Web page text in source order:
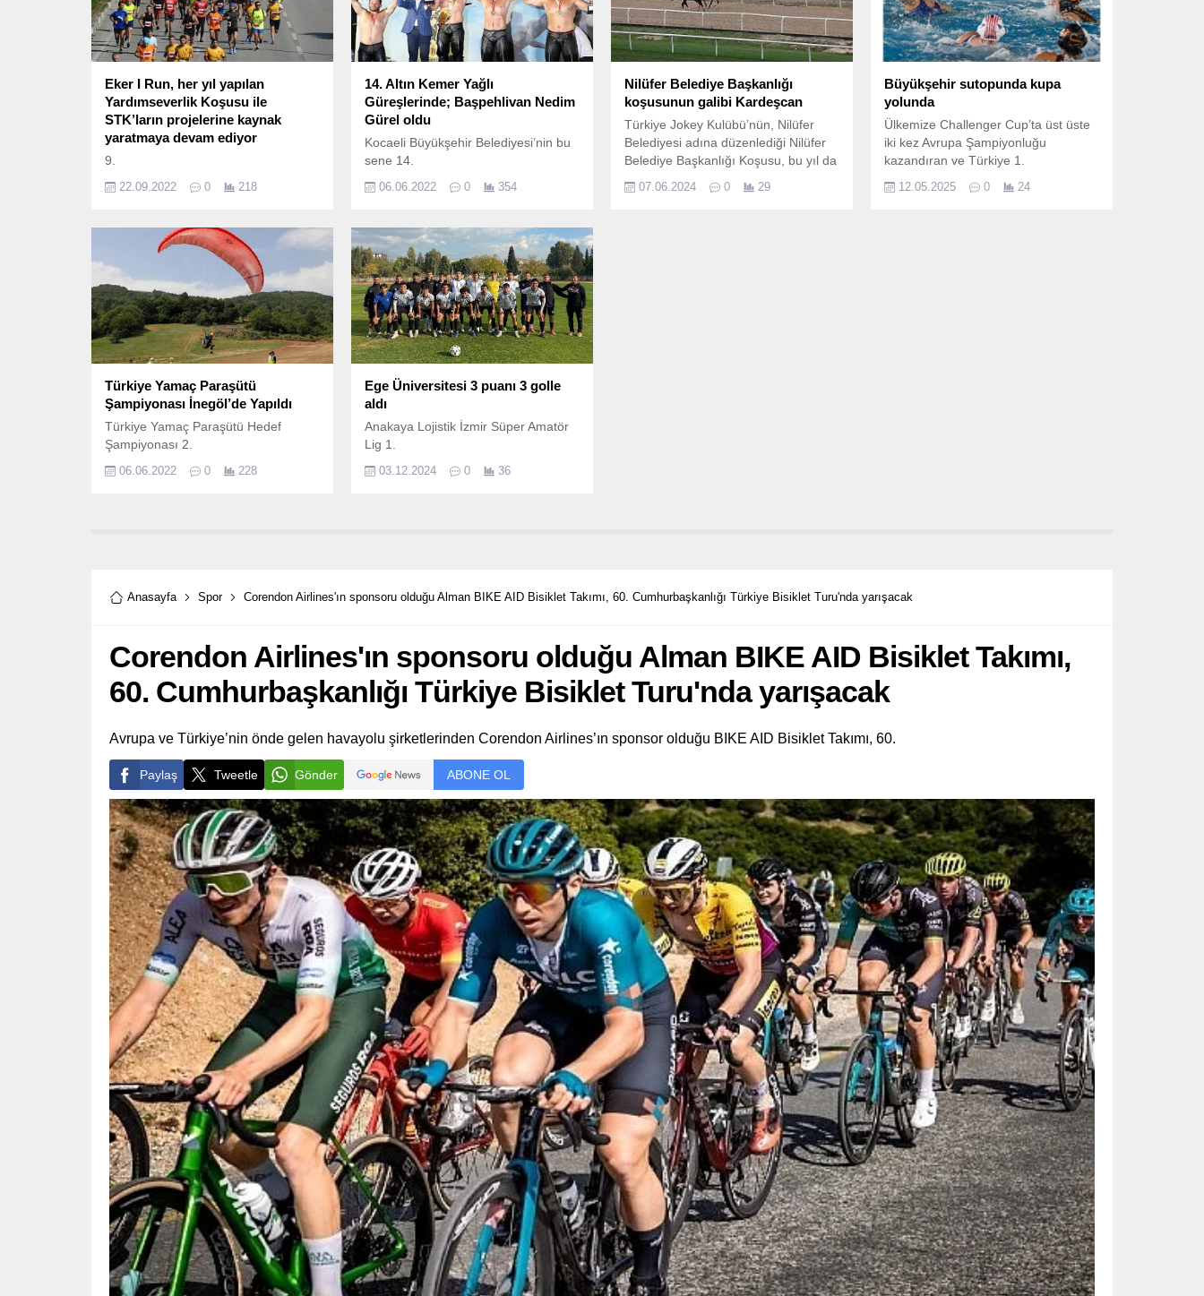
Eker I Run, her yıl yapılan
Yardımseverlik Koşusu ile
STK’ların projelerine kaynak
yaratmaya devam ediyor
9.
22.09.2022 0 218
14. Altın Kemer Yağlı
Güreşlerinde; Başpehlivan Nedim
Gürel oldu
Kocaeli Büyükşehir Belediyesi’nin bu
sene 14.
06.06.2022 0 354
Nilüfer Belediye Başkanlığı
koşusunun galibi Kardeşcan
Türkiye Jokey Kulübü’nün, Nilüfer
Belediyesi adına düzenlediği Nilüfer
Belediye Başkanlığı Koşusu, bu yıl da
yarışseverlere heyecan dolu anlar
07.06.2024 0 29
Büyükşehir sutopunda kupa
yolunda
Ülkemize Challenger Cup’ta üst üste
iki kez Avrupa Şampiyonluğu
kazandıran ve Türkiye 1.
12.05.2025 0 24
Türkiye Yamaç Paraşütü
Şampiyonası İnegöl’de Yapıldı
Türkiye Yamaç Paraşütü Hedef
Şampiyonası 2.
06.06.2022 0 228
Ege Üniversitesi 3 puanı 3 golle
aldı
Anakaya Lojistik İzmir Süper Amatör
Lig 1.
03.12.2024 0 36
Anasayfa Spor Corendon Airlines'ın sponsoru olduğu Alman BIKE AID Bisiklet Takımı, 60. Cumhurbaşkanlığı Türkiye Bisiklet Turu'nda yarışacak
Corendon Airlines'ın sponsoru olduğu Alman BIKE AID Bisiklet Takımı,
60. Cumhurbaşkanlığı Türkiye Bisiklet Turu'nda yarışacak
Avrupa ve Türkiye’nin önde gelen havayolu şirketlerinden Corendon Airlines’ın sponsor olduğu BIKE AID Bisiklet Takımı, 60.
Paylaş Tweetle Gönder ABONE OL